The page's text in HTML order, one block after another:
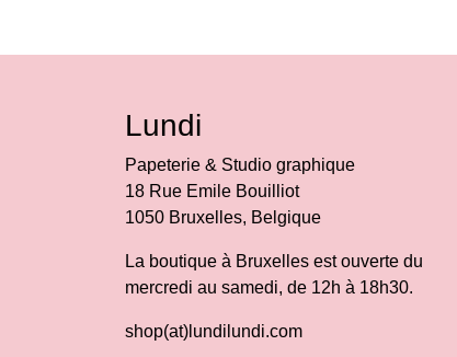
Lundi
Papeterie & Studio graphique
18 Rue Emile Bouilliot
1050 Bruxelles, Belgique
La boutique à Bruxelles est ouverte du
mercredi au samedi, de 12h à 18h30.
shop(at)lundilundi.com